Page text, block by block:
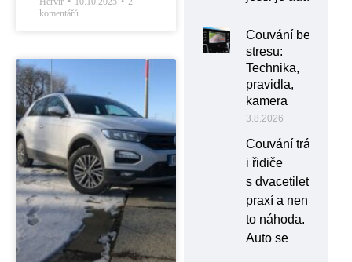
komentářů
Couvání bez
stresu:
Technika,
pravidla,
kamera
3.8.2026
Couvání trápí
i řidiče
s dvacetiletou
praxí a není
to náhoda.
Auto se